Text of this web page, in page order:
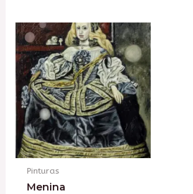
Pinturas
Menina